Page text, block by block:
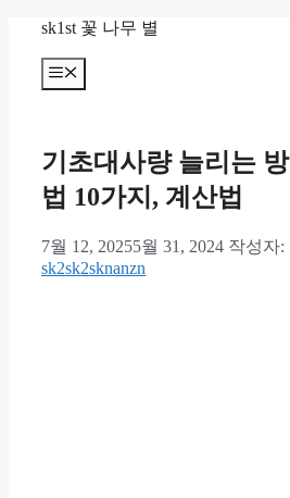
sk1st 꽃 나무 별
메
뉴
기초대사량 늘리는 방
법 10가지, 계산법
7월 12, 20255월 31, 2024 작성자:
sk2sk2sknanzn